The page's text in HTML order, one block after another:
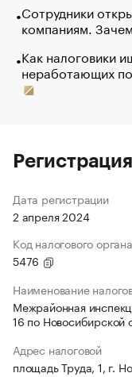
Сотрудники
компаниям.
Как налоговики
неработающих
Дата регистрации
2 апреля 2024
Код налогового органа
5476
Наименование
Межрайонная
16 по Новосибирской
Адрес налоговой
площадь Труда, 1, г.